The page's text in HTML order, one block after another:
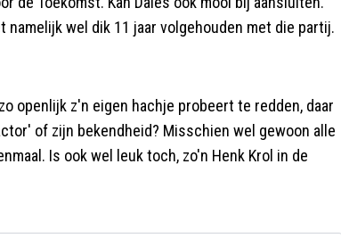
wel dik 11 jaar volgehouden met die partij.
openlijk z'n eigen hachje probeert te redden, daar
of zijn bekendheid? Misschien wel gewoon alle
Is ook wel leuk toch, zo'n Henk Krol in de